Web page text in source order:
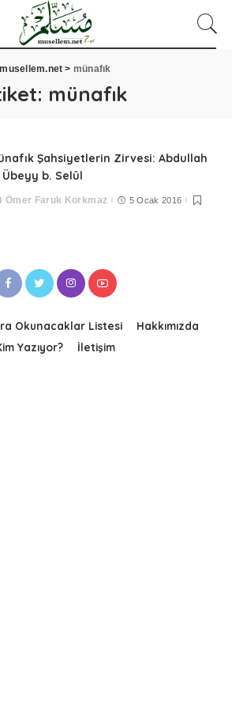
musellem.net > münafık
münafık
Şahsiyetlerin Zirvesi: Abdullah
Übeyy b. Selûl
Ömer Faruk Korkmaz 5 Ocak 2016
Okunacaklar Listesi
Hakkımızda
Yazıyor?
İletişim